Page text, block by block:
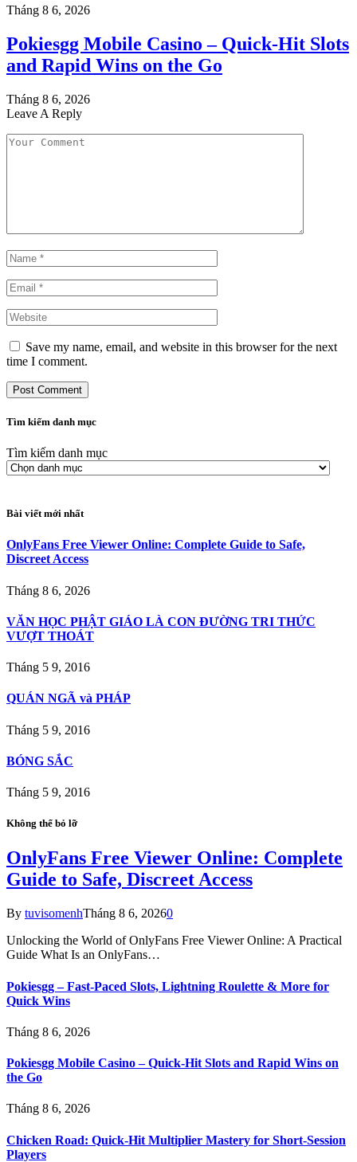
Tháng 8 6, 2026
Pokiesgg Mobile Casino – Quick‑Hit Slots
and Rapid Wins on the Go
Tháng 8 6, 2026
Leave A Reply
Save my name, email, and website in this browser for the next
time I comment.
Tìm kiếm danh mục
Tìm kiếm danh mục
Bài viết mới nhất
OnlyFans Free Viewer Online: Complete Guide to Safe,
Discreet Access
Tháng 8 6, 2026
VĂN HỌC PHẬT GIÁO LÀ CON ÐƯỜNG TRI THỨC
VƯỢT THOÁT
Tháng 5 9, 2016
QUÁN NGÃ và PHÁP
Tháng 5 9, 2016
BÓNG SẮC
Tháng 5 9, 2016
Không thể bỏ lỡ
OnlyFans Free Viewer Online: Complete
Guide to Safe, Discreet Access
By tuvisomenhTháng 8 6, 20260
Unlocking the World of OnlyFans Free Viewer Online: A Practical
Guide What Is an OnlyFans…
Pokiesgg – Fast‑Paced Slots, Lightning Roulette & More for
Quick Wins
Tháng 8 6, 2026
Pokiesgg Mobile Casino – Quick‑Hit Slots and Rapid Wins on
the Go
Tháng 8 6, 2026
Chicken Road: Quick‑Hit Multiplier Mastery for Short‑Session
Players